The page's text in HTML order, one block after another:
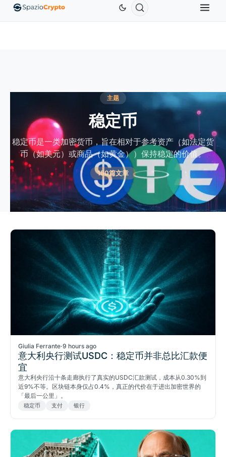
EthereumETHUS$1,880.58 TetherUSDT US$0.9991 BNBBNB
主题
稳定币
稳定币是一类加密货币，旨在相对于参考资产（如法定货
币（如美元）或商品（如黄金））保持稳定的价值。
150篇文章
Giulia Ferrante·9 hours ago
意大利央行测试USDC：稳定币并非总比汇款便
宜
意大利央行沿十条走廊执行了真实的USDC汇款测试，成本从0.30%到
近9%不等。区块链本身仅占0.4%，真正的代价在于进出加密世界的
「最后一公里」。
稳定币 支付 银行